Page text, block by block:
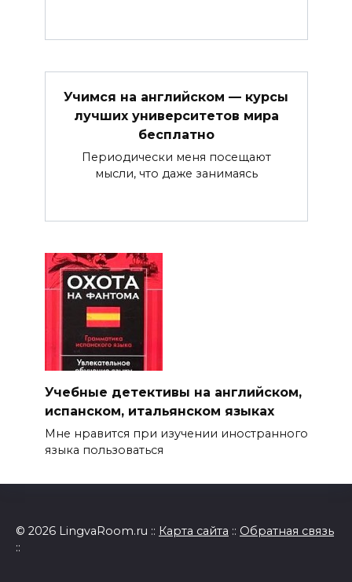
Учимся на английском — курсы
лучших университетов мира
бесплатно
Периодически меня посещают
мысли, что даже занимаясь
Учебные детективы на английском,
испанском, итальянском языках
Мне нравится при изучении иностранного
языка пользоваться
© 2026 LingvaRoom.ru :: Карта сайта :: Обратная связь
::